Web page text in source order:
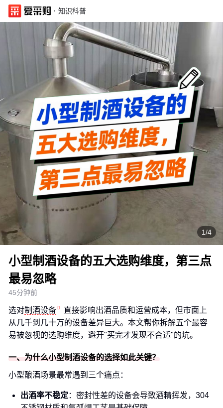
· 知识科普
1/4
小型制酒设备的五大选购维度，第三点
最易忽略
45分钟前
选对制酒设备
直接影响出酒品质和运营成本，但市面上
从几千到几十万的设备差异巨大。本文帮你拆解五个最容
易被忽视的选购维度，避开"买完才发现不合适"的坑。
一、为什么小型制酒设备的选择如此关键？
小型酿酒场景最常遇到三个痛点：
出酒率不稳定：密封性差的设备会导致酒精挥发，304